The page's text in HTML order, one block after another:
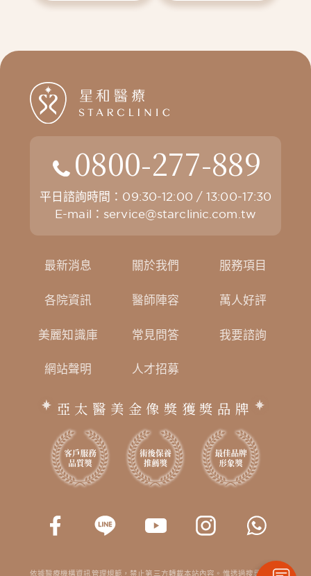
0800-277-889
平日諮詢時間：09:30-12:00 / 13:00-17:30
E-mail： service@starclinic.com.tw
最新消息 關於我們 服務項目
各院資訊 醫師陣容 萬人好評
美麗知識庫 常見問答 我要諮詢
網站聲明 人才招募
亞太醫美金像獎獲獎品牌
依據醫療機構資訊管理規範，禁止第三方轉載本站內容。惟透過搜尋